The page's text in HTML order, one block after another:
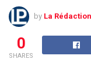
by La Rédaction
0
SHARES